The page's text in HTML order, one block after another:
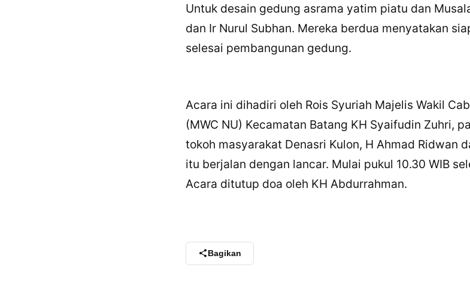
Untuk desain gedung asrama yatim piatu dan
dan Ir Nurul Subhan. Mereka berdua menyatakan
selesai pembangunan gedung.
Acara ini dihadiri oleh Rois Syuriah Majelis Wakil
(MWC NU) Kecamatan Batang KH Syaifudin Zuhri,
tokoh masyarakat Denasri Kulon, H Ahmad Ridwan
itu berjalan dengan lancar. Mulai pukul 10.30 WIB
Acara ditutup doa oleh KH Abdurrahman.
Bagikan
Facebook
LinkedIn